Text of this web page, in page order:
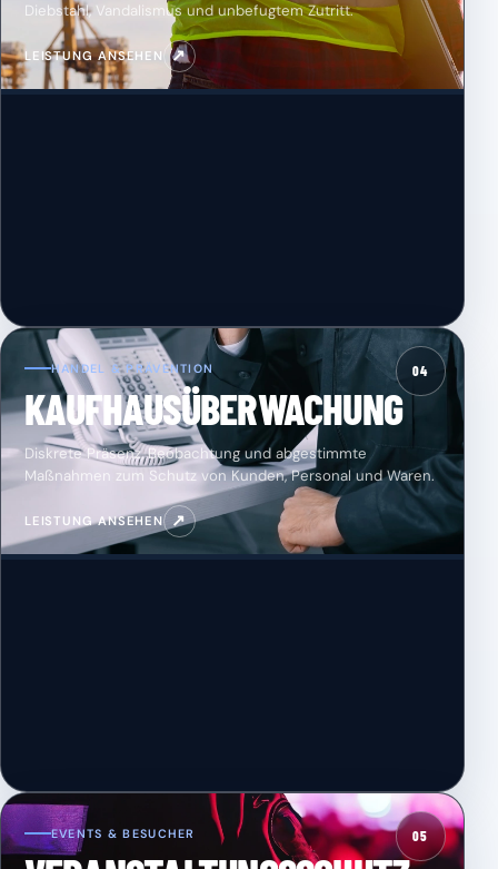
Diebstahl, Vandalismus und unbefugtem Zutritt.
LEISTUNG ANSEHEN ↗
04
HANDEL & PRÄVENTION
KAUFHAUSÜBERWACHUNG
Diskrete Präsenz, Beobachtung und abgestimmte
Maßnahmen zum Schutz von Kunden, Personal und Waren.
LEISTUNG ANSEHEN ↗
05
EVENTS & BESUCHER